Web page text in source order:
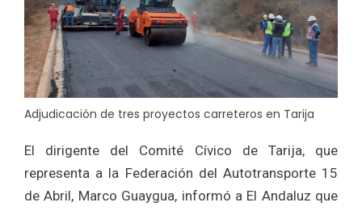
Adjudicación de tres proyectos carreteros en Tarija
El dirigente del Comité Cívico de Tarija, que
representa a la Federación del Autotransporte 15
de Abril, Marco Guaygua, informó a El Andaluz que